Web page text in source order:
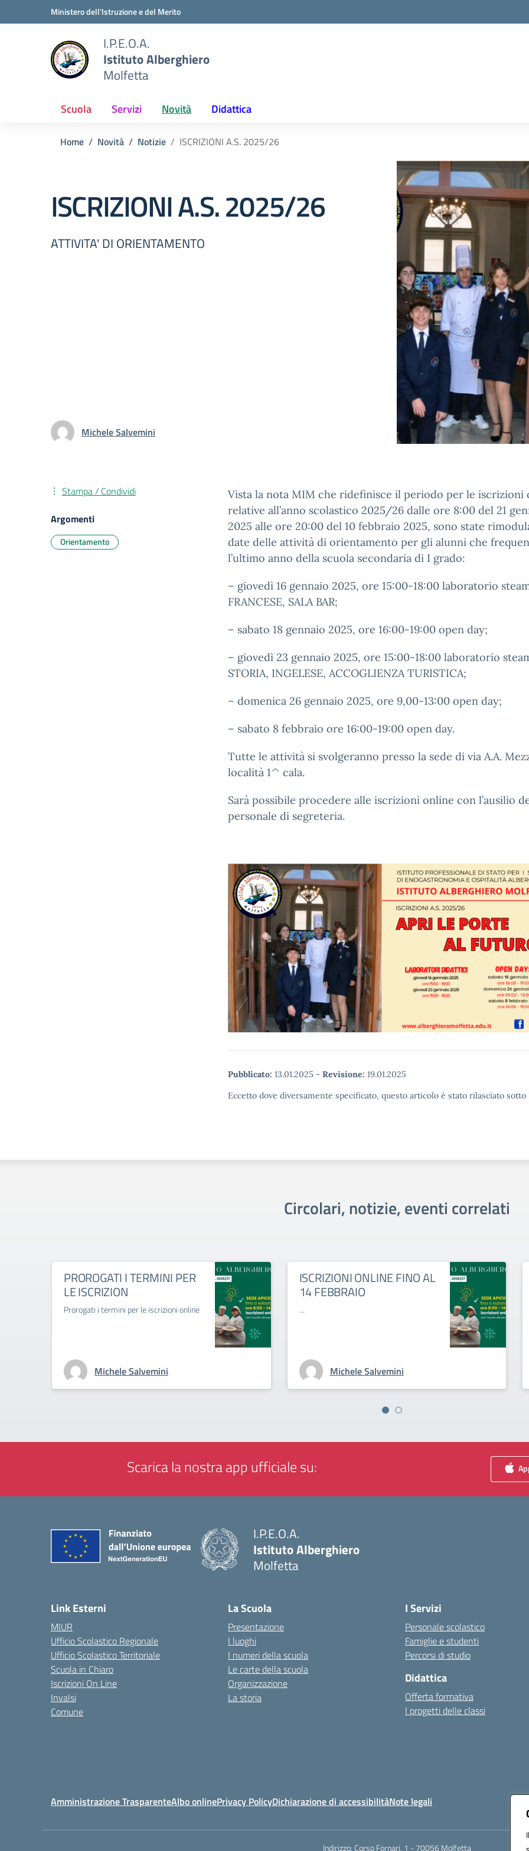
Vai ai contenuti
Vai al menu di navigazioneMinistero dell'Istruzione e del Merito
I.P.E.O.A.
Istituto Alberghiero
Molfetta
Scuola Servizi Novità Didattica
Home Novità Notizie ISCRIZIONI A.S. 2025/26
ISCRIZIONI A.S. 2025/26
ATTIVITA' DI ORIENTAMENTO
Michele Salvemini
Vista la nota MIM che ridefinisce il periodo per le iscrizioni
relative all’anno scolastico 2025/26 dalle ore 8:00 del 21
2025 alle ore 20:00 del 10 febbraio 2025, sono state
date delle attività di orientamento per gli alunni che
l’ultimo anno della scuola secondaria di I grado:
– giovedì 16 gennaio 2025, ore 15:00-18:00 laboratorio
FRANCESE, SALA BAR;
– sabato 18 gennaio 2025, ore 16:00-19:00 open day;
– giovedì 23 gennaio 2025, ore 15:00-18:00 laboratorio
STORIA, INGELESE, ACCOGLIENZA TURISTICA;
– domenica 26 gennaio 2025, ore 9,00-13:00 open day;
– sabato 8 febbraio ore 16:00-19:00 open day.
Tutte le attività si svolgeranno presso la sede di via A.A.
località 1^ cala.
Sarà possibile procedere alle iscrizioni online con l’ausilio
personale di segreteria.
Pubblicato: 13.01.2025 - Revisione: 19.01.2025
Eccetto dove diversamente specificato, questo articolo è stato rilasciato
Stampa / Condividi
Argomenti
Orientamento
Circolari, notizie, eventi correlati
PROROGATI I TERMINI PER
LE ISCRIZION
Prorogati i termini per le iscrizioni online
Michele Salvemini
ISCRIZIONI ONLINE FINO AL
14 FEBBRAIO
...
Michele Salvemini
Scarica la nostra app ufficiale su:
I.P.E.O.A.
Istituto Alberghiero
Molfetta
Link Esterni
MIUR
Ufficio Scolastico Regionale
Ufficio Scolastico Territoriale
Scuola in Chiaro
Iscrizioni On Line
Invalsi
Comune
La Scuola
Presentazione
I luoghi
I numeri della scuola
Le carte della scuola
Organizzazione
La storia
I Servizi
Personale scolastico
Famiglie e studenti
Percorsi di studio
Didattica
Offerta formativa
I progetti delle classi
Amministrazione TrasparenteAlbo onlinePrivacy PolicyDichiarazione di accessibilitàNote legali
Indirizzo: Corso Fornari, 1 - 70056 Molfetta